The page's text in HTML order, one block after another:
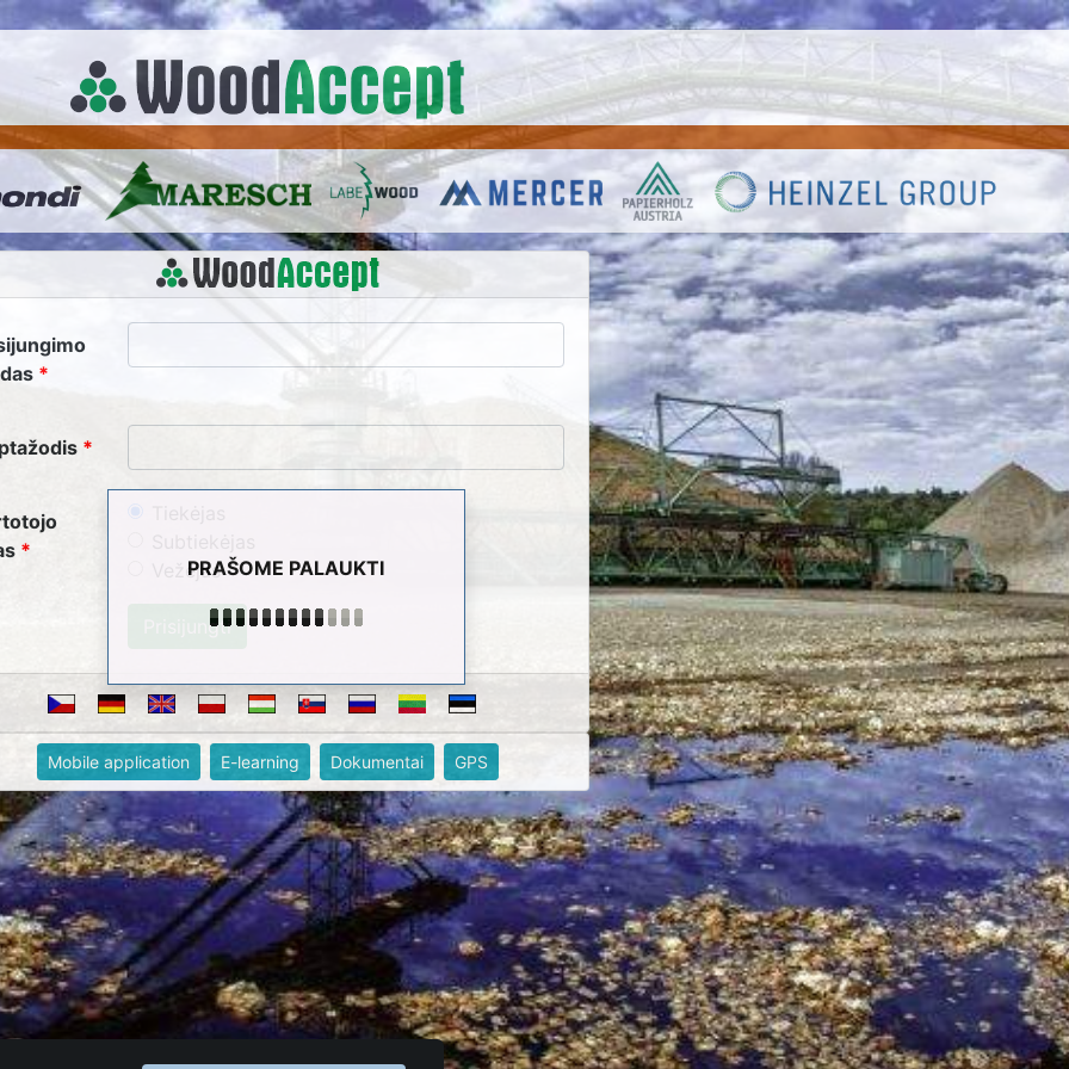
PRAŠOME PALAUKTI
Vežėjas
Mobile application E-learning Dokumentai GPS